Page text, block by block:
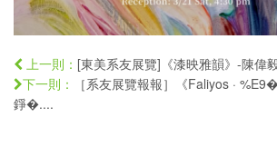
上一則： [東美系友展覽]《漆映雅韻》-陳偉
下一則：
［系友展覽報報］《Faliyos ·
錚�....